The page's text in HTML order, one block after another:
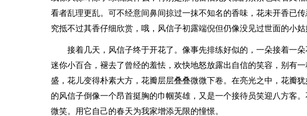
看者乱理更乱。可不经意间鼻间掠过一抹不知名的香味，花未开香已
究抵不过其香仔细欣赏，哦，风信子初露端倪但仍像没见过世面的小姑
接着几天，风信子终于开花了。像事先排练好似的，一朵接着一
迷你小百合，褪去了曾经的羞怯，欢快地怒放露出自信的笑容，别有
盛，花儿变得朴素大方，花瓣层层叠叠微微下卷。在亮光之中，花瓣
的风信子倒像一个昂首挺胸的巾帼英雄，又是一个接待员笑迎八方客
微笑。用它自己的春天为我家增添无限的憧憬。